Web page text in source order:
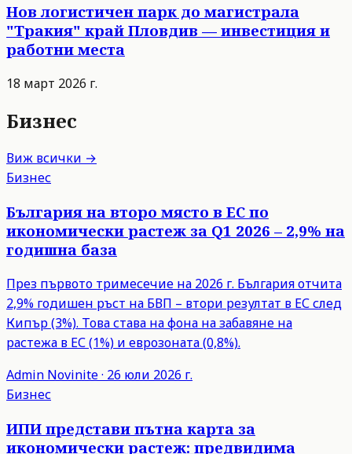
Нов логистичен парк до магистрала
"Тракия" край Пловдив — инвестиция и
работни места
18 март 2026 г.
Бизнес
Виж всички →
Бизнес
България на второ място в ЕС по
икономически растеж за Q1 2026 – 2,9% на
годишна база
През първото тримесечие на 2026 г. България отчита
2,9% годишен ръст на БВП – втори резултат в ЕС след
Кипър (3%). Това става на фона на забавяне на
растежа в ЕС (1%) и еврозоната (0,8%).
Admin Novinite· 26 юли 2026 г.
Бизнес
ИПИ представи пътна карта за
икономически растеж: предвидима